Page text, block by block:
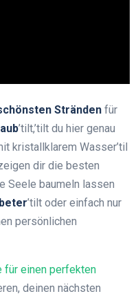
Stränden für
’tilt,’tilt du hier genau
kristallklarem Wasser’til
dir die besten
Seele baumeln lassen
’tilt oder einfach nur
persönlichen
für einen perfekten
deinen nächsten